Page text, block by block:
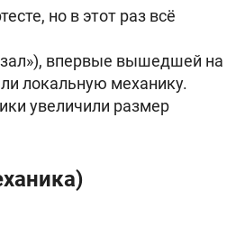
но в этот раз всё
впервые вышедшей на
локальную механику.
увеличили размер